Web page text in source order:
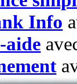
Info
aide